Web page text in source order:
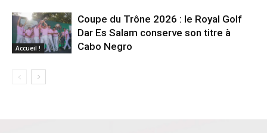
Accueil !
Coupe du Trône 2026 : le Royal Golf
Dar Es Salam conserve son titre à
Cabo Negro